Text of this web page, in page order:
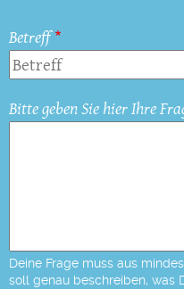
Betreff
Bitte geben Sie hier Ihre
Deine Frage muss aus
soll genau beschreiben, was